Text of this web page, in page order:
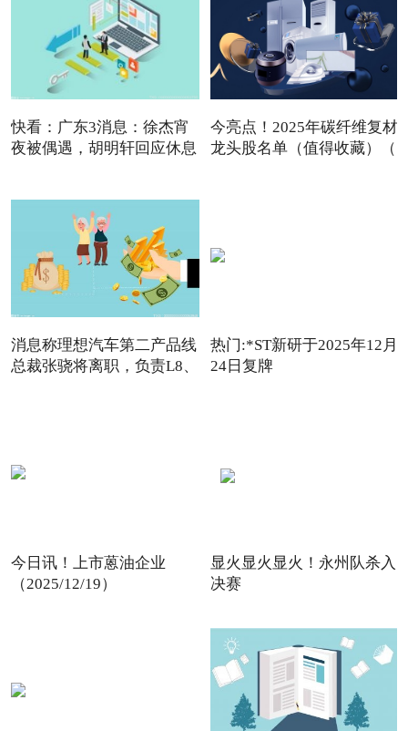
快看：广东3消息：徐杰宵
夜被偶遇，胡明轩回应休息
今亮点！2025年碳纤维复材
龙头股名单（值得收藏）（
消息称理想汽车第二产品线
总裁张骁将离职，负责L8、
热门:*ST新研于2025年12月
24日复牌
今日讯！上市蒽油企业
（2025/12/19）
显火显火显火！永州队杀入
决赛